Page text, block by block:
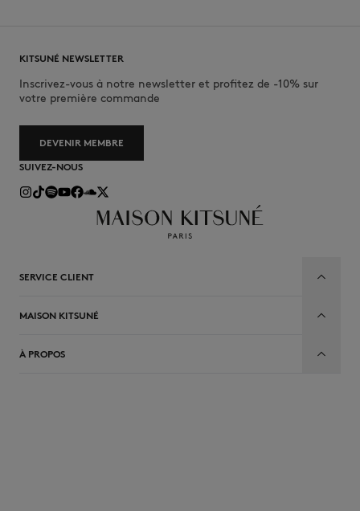
KITSUNÉ NEWSLETTER
Inscrivez-vous à notre newsletter et profitez de -10% sur
votre première commande
DEVENIR MEMBRE
SUIVEZ-NOUS
SERVICE CLIENT
MAISON KITSUNÉ
À PROPOS